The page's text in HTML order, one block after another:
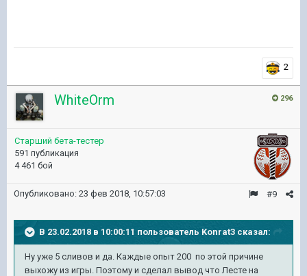
2
296
WhiteOrm
Старший бета-тестер
591 публикация
4 461 бой
#9
Опубликовано: 23 фев 2018, 10:57:03
В 23.02.2018 в 10:00:11 пользователь Konrat3 сказал:
Ну уже 5 сливов и да. Каждые опыт 200 по этой причине
выхожу из игры. Поэтому и сделал вывод что Лесте на